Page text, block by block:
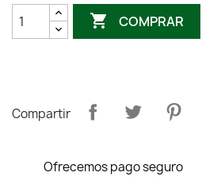
 COMPRAR
Compartir
Ofrecemos pago seguro